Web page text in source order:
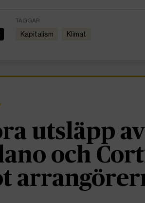
TAGGAR
kapitalism Klimat
utsläpp av
och